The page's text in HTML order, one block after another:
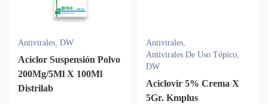
Antivirales, DW
Aciclor Suspensión Polvo
200Mg/5Ml X 100Ml
Distrilab
Antivirales,
Antivirales De Uso Tópico,
DW
Aciclovir 5% Crema X
5Gr. Kmplus